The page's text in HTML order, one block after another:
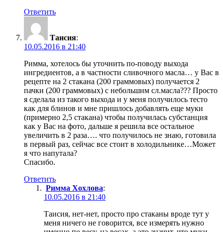
Ответить
Таисия:
10.05.2016 в 21:40
Римма, хотелось бы уточнить по-поводу выхода
ингредиентов, а в частности сливочного масла… у Вас в
рецепте на 2 стакана (200 граммовых) получается 2
пачки (200 граммовых) с небольшим сл.масла??? Просто
я сделала из такого выхода и у меня получилось тесто
как для блинов и мне пришлось добавлять еще муки
(примерно 2,5 стакана) чтобы получилась субстанция
как у Вас на фото, дальше я решила все остальное
увеличить в 2 раза…. что получилось не знаю, готовила
в первый раз, сейчас все стоит в холодильнике…Может
я что напутала?
Спасибо.
Ответить
Римма Хохлова:
10.05.2016 в 21:40
Таисия, нет-нет, просто про стаканы вроде тут у
меня ничего не говорится, все измерять нужно